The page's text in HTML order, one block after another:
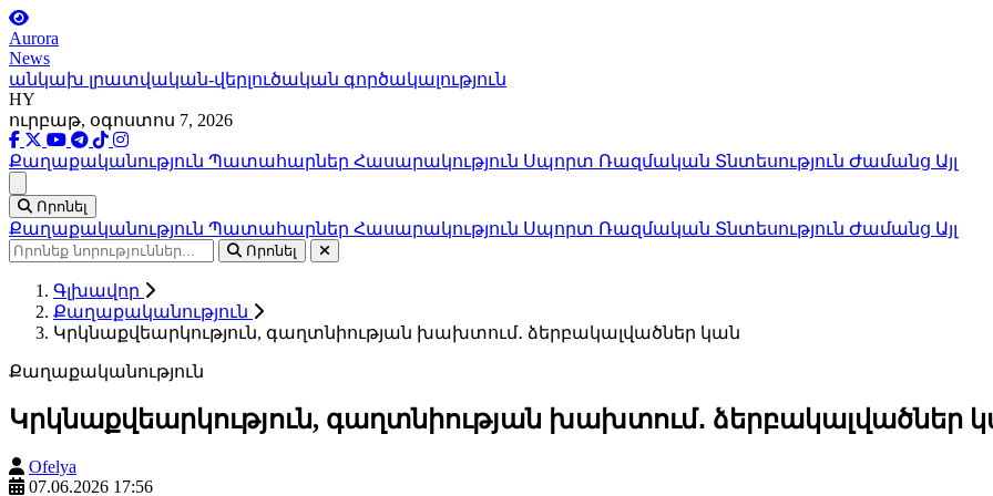
Aurora
News
անկախ լրատվական-վերլուծական գործակալություն
HY
ուրբաթ, օգոստոս 7, 2026
Քաղաքականություն Պատահարներ Հասարակություն Սպորտ Ռազմական Տնտեսություն Ժամանց Այլ
Որոնել
Քաղաքականություն Պատահարներ Հասարակություն Սպորտ Ռազմական Տնտեսություն Ժամանց Այլ
Որոնել
Գլխավոր
Քաղաքականություն
Կրկնաքվեարկություն, գաղտնիության խախտում․ ձերբակալվածներ կան
Քաղաքականություն
Կրկնաքվեարկություն, գաղտնիության խախտում․ ձերբակալվածներ
Ofelya
07.06.2026 17:56